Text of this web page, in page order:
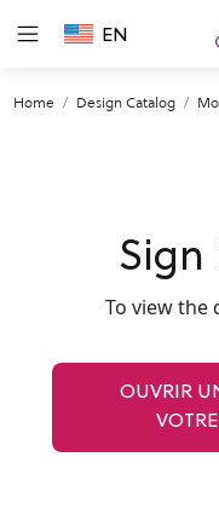
EN
Home Design Catalog
Sign
To view the
OUVRIR